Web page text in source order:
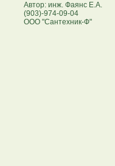
Автор: инж. Фаянс Е.А.
(903)-974-09-04
ООО "Сантехник-Ф"